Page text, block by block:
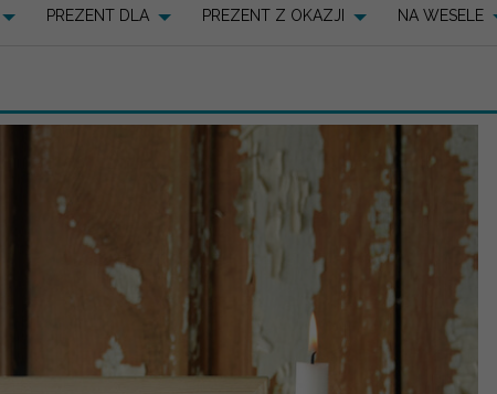
PREZENT DLA PREZENT Z OKAZJI NA WESELE